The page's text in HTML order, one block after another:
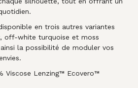
en trois autres variantes
off-white turquoise et moss
la possibilité de moduler vos
Viscose Lenzing™ Ecovero™